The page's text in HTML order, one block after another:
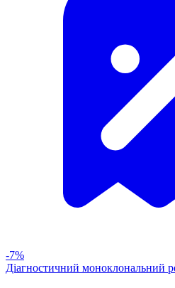
-7%
Діагностичний моноклональний